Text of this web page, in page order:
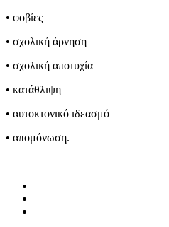
• φοβίες
• σχολική άρνηση
• σχολική αποτυχία
• κατάθλιψη
• αυτοκτονικό ιδεασμό
• απομόνωση.